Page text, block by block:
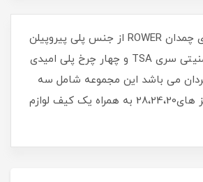
مجموعه چهار عددی چمدان ROWER از جنس پلی پیروپیلن
نشکن دارای قفل امنیتی سری TSA و چهار چرخ پلی امیدی
درجه گردان می باشد این مجموعه شامل سه
عدد چمدان در سایز های28،24،20 به همراه یک کیف لوازم